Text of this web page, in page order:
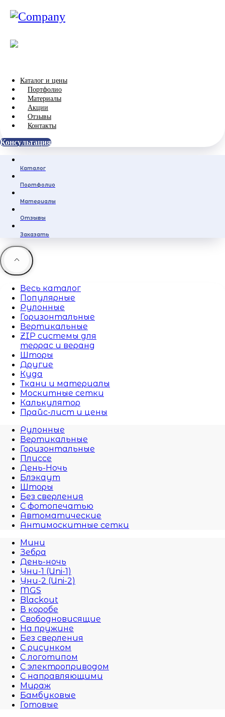
Каталог и цены
Портфолио
Материалы
Акции
Отзывы
Контакты
Консультация
Каталог
Портфолио
Материалы
Отзывы
Заказать
Весь каталог
Популярные
Рулонные
Горизонтальные
Вертикальные
ZIP системы для
террас и веранд
Шторы
Другие
Куда
Ткани и материалы
Москитные сетки
Калькулятор
Прайс-лист и цены
Рулонные
Вертикальные
Горизонтальные
Плиссе
День-Ночь
Блэкаут
Шторы
Без сверления
С фотопечатью
Автоматические
Антимоскитные сетки
Мини
Зебра
День-ночь
Уни-1 (Uni-1)
Уни-2 (Uni-2)
MGS
Blackout
В коробе
Свободновисящие
На пружине
Без сверления
С рисунком
С логотипом
С электроприводом
С направляющими
Мираж
Бамбуковые
Готовые